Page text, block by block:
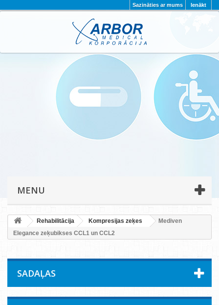
Ienākt
Sazināties ar mums
PAR MUMS PROJEKTI
KONTAKTI
PRIVĀTUMA POLITIKA
MENU
Rehabilitācija Kompresijas zeķes
Mediven
Elegance zeķubikses CCL1 un CCL2
SADAĻAS